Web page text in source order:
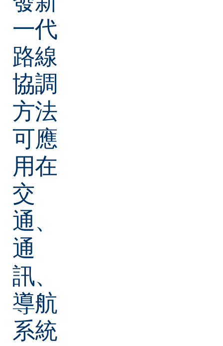
一代
路線
協調
方法
可應
用在
交
通、
通
訊、
導航
系統